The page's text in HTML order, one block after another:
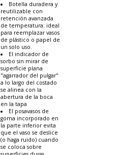
Botella duradera y
reutilizable con
retención avanzada
de temperatura: ideal
para reemplazar vasos
de plástico o papel de
un solo uso.
El indicador de
sorbo sin mirar de
superficie plana
"agarrador del pulgar"
a lo largo del costado
se alinea con la
abertura de la boca
en la tapa
El posavasos de
goma incorporado en
la parte inferior evita
que el vaso se deslice
(o haga ruido) cuando
se coloca sobre